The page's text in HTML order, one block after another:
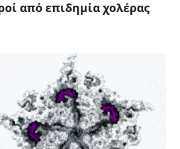
από επιδημία χολέρας